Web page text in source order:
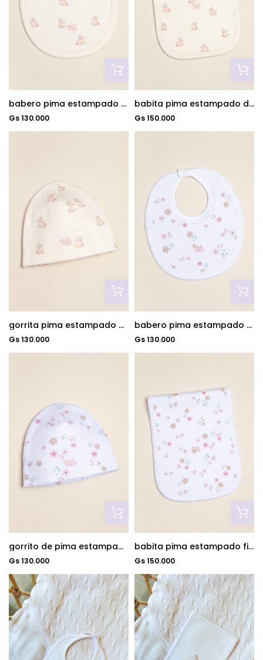
babero pima estampado dou dou rosa
Gs 130.000
babita pima estampado dou dou rosa
Gs 150.000
gorrita pima estampado dou dou rosa
Gs 130.000
babero pima estampado fiorella
Gs 130.000
gorrito de pima estampado fiorella
Gs 130.000
babita pima estampado fiorella
Gs 150.000